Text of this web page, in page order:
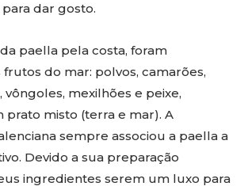
dar gosto.
paella pela costa, foram
do mar: polvos, camarões,
vôngoles, mexilhões e peixe,
misto (terra e mar). A
sempre associou a paella a
Devido a sua preparação
ingredientes serem um luxo para